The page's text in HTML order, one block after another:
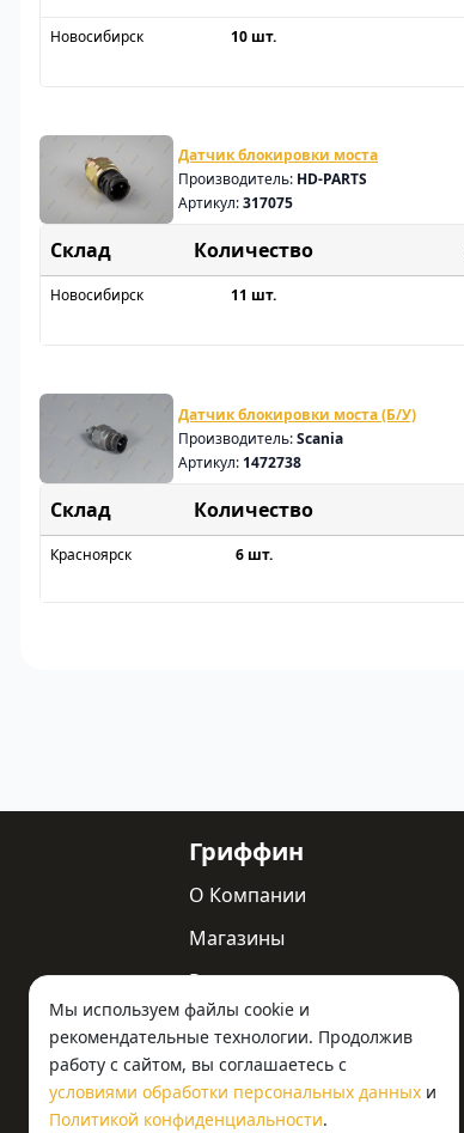
Новосибирск
10 шт.
Датчик блокировки моста
Производитель: HD-PARTS
Артикул:317075
Склад
Новосибирск 11 шт.
Датчик блокировки моста (Б/У)
Производитель:Scania
Артикул: 1472738
Склад
Красноярск 6 шт.
Мы используем файлы cookie и
рекомендательные технологии. Продолжив
работу с сайтом, вы соглашаетесь с
условиями обработки персональных данных и
Политикой конфиденциальности.
Гриффин
О Компании
Магазины
Реквизиты
Статьи
Новости
Контакты